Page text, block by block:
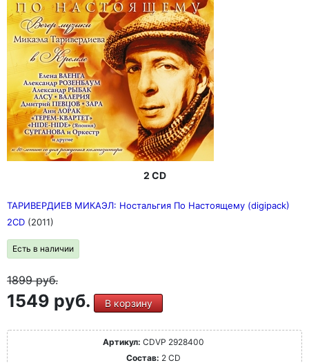
2 CD
ТАРИВЕРДИЕВ МИКАЭЛ: Ностальгия По Настоящему (digipack)
2CD (2011)
Есть в наличии
1899руб.
1549 руб. В корзину
Артикул: CDVP 2928400
Состав: 2 CD